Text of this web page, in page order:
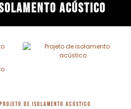
acústico
de isolamento acústico